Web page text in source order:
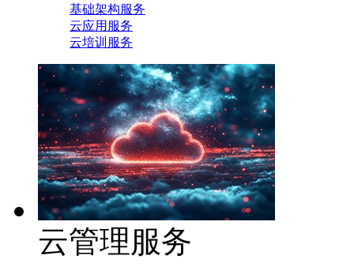
基础架构服务
云应用服务
云培训服务
云管理服务